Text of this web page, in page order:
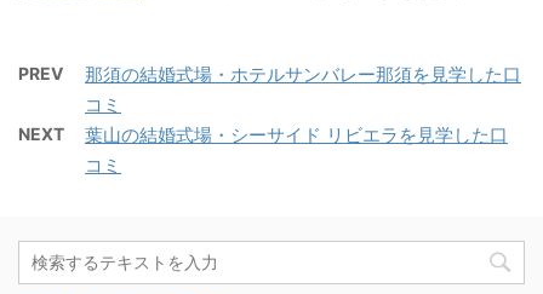
PREV
那須の結婚式場・ホテルサンバレー那須を見学した口
コミ
NEXT
葉山の結婚式場・シーサイド リビエラを見学した口
コミ